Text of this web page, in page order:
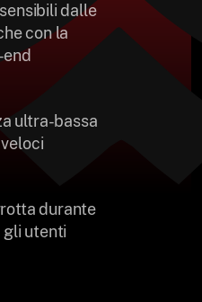
dalle
con la
ultra-bassa
durante
gli utenti